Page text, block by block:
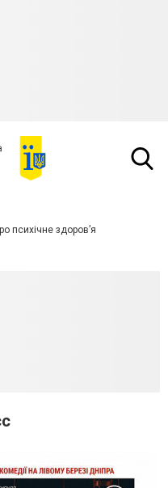
психічне здоров’я